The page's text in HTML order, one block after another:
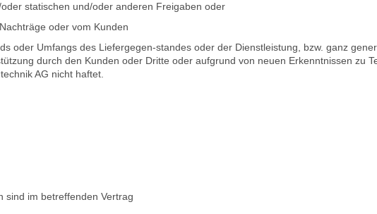
statischen und/oder anderen Freigaben oder
oder vom Kunden
oder Umfangs des Liefergegen-standes oder der Dienstleistung, bzw. ganz
durch den Kunden oder Dritte oder aufgrund von neuen Erkenntnissen zu
AG nicht haftet.
sind im betreffenden Vertrag